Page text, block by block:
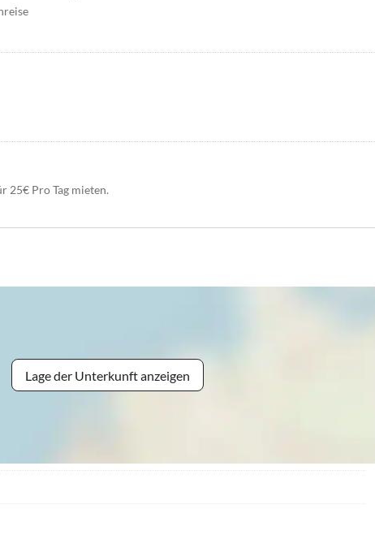
25€ Pro Tag mieten.
Lage der Unterkunft anzeigen